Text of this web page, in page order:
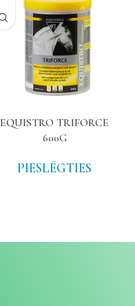
EQUISTRO TRIFORCE
600G
PIESLĒGTIES